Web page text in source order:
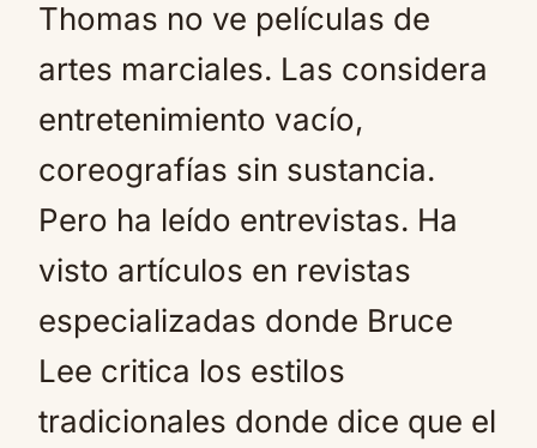
Thomas no ve películas de
artes marciales. Las considera
entretenimiento vacío,
coreografías sin sustancia.
Pero ha leído entrevistas. Ha
visto artículos en revistas
especializadas donde Bruce
Lee critica los estilos
tradicionales donde dice que el